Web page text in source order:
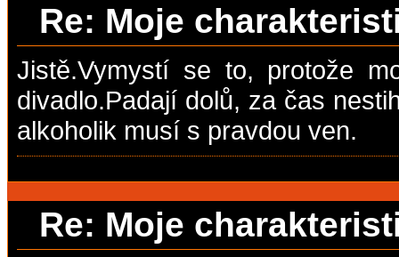
Re: Moje
Jistě.Vymystí se to, protože
divadlo.Padají dolů, za čas
alkoholik musí s pravdou ven.
Re: Moje